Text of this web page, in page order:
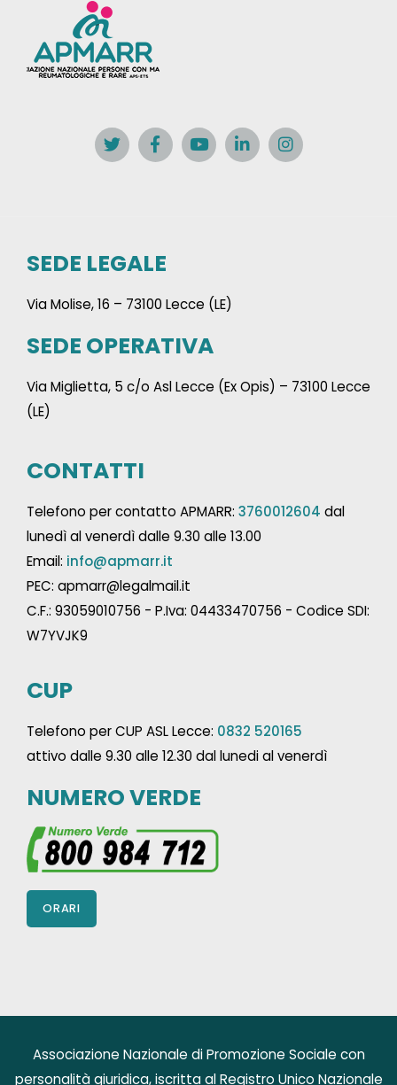
SEDE LEGALE
Via Molise, 16 – 73100 Lecce (LE)
SEDE OPERATIVA
Via Miglietta, 5 c/o Asl Lecce (Ex Opis) – 73100 Lecce
(LE)
CONTATTI
Telefono per contatto APMARR: 3760012604 dal
lunedì al venerdì dalle 9.30 alle 13.00
Email: info@apmarr.it
PEC: apmarr@legalmail.it
C.F.: 93059010756 - P.Iva: 04433470756 - Codice SDI:
W7YVJK9
CUP
Telefono per CUP ASL Lecce: 0832 520165
attivo dalle 9.30 alle 12.30 dal lunedi al venerdì
NUMERO VERDE
ORARI
Associazione Nazionale di Promozione Sociale con
personalità giuridica, iscritta al Registro Unico Nazionale